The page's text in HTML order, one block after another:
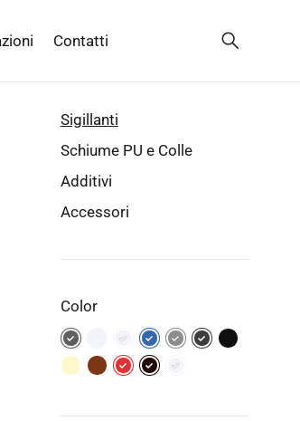
Contatti
Sigillanti
Schiume PU e Colle
Additivi
Accessori
Color